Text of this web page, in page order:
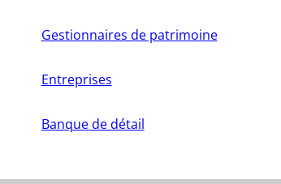
Gestionnaires de patrimoine
Entreprises
Banque de détail